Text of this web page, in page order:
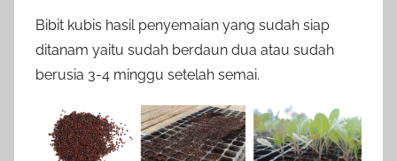
Bibit kubis hasil penyemaian yang sudah siap
ditanam yaitu sudah berdaun dua atau sudah
berusia 3-4 minggu setelah semai.